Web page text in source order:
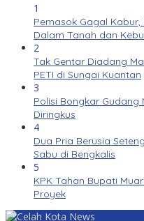
1
Pemasok Gagal Kabur,
Dalam Tanah dan
2
Tak Gentar Diadang
PETI di Sungai Kuantan
3
Polisi Bongkar Gudang
Diringkus
4
Dua Pria Berusia
Sabu di Bengkalis
5
KPK Tahan Bupati
Proyek